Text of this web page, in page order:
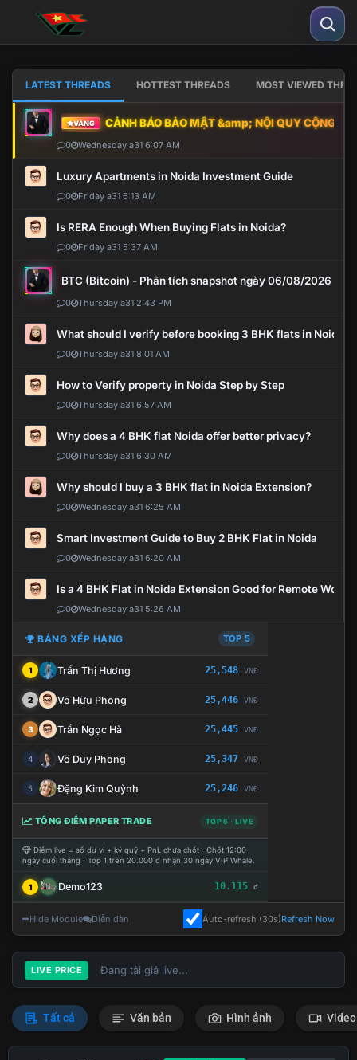
LATEST THREADS HOTTEST THREADS MOST VIEWED
VÀNG CẢNH BÁO BẢO MẬT &amp; NỘI QUY CỘNG
0 Wednesday a31 6:07 AM
Luxury Apartments in Noida Investment Guide
0 Friday a31 6:13 AM
Is RERA Enough When Buying Flats in Noida?
0 Friday a31 5:37 AM
BTC (Bitcoin) - Phân tích snapshot ngày 06/08/2026
0 Thursday a31 2:43 PM
What should I verify before booking 3 BHK flats in Noida?
0 Thursday a31 8:01 AM
How to Verify property in Noida Step by Step
0 Thursday a31 6:57 AM
Why does a 4 BHK flat Noida offer better privacy?
0 Thursday a31 6:30 AM
Why should I buy a 3 BHK flat in Noida Extension?
0 Wednesday a31 6:25 AM
Smart Investment Guide to Buy 2 BHK Flat in Noida
0 Wednesday a31 6:20 AM
Is a 4 BHK Flat in Noida Extension Good for Remote Work?
0 Wednesday a31 5:26 AM
BẢNG XẾP HẠNG TOP 5
1 Trần Thị Hương 25,548 VNĐ
2 Võ Hữu Phong 25,446 VNĐ
3 Trần Ngọc Hà 25,445 VNĐ
4 Võ Duy Phong 25,347 VNĐ
5 Đặng Kim Quỳnh 25,246 VNĐ
TỔNG ĐIỂM PAPER TRADE TOP 5 · LIVE
Điểm live = số dư ví + ký quỹ + PnL chưa chốt · Chốt 12:00
ngày cuối tháng · Top 1 trên 20.000 đ nhận 30 ngày VIP Whale.
1 Demo123 10.115 đ
Hide Module Diễn đàn Auto-refresh (30s)Refresh Now
LIVE PRICE Đang tải giá live...
Tất cả Văn bản Hình ảnh Video